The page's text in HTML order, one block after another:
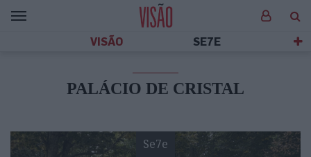
VISÃO SE7E
PALÁCIO DE CRISTAL
Se7e